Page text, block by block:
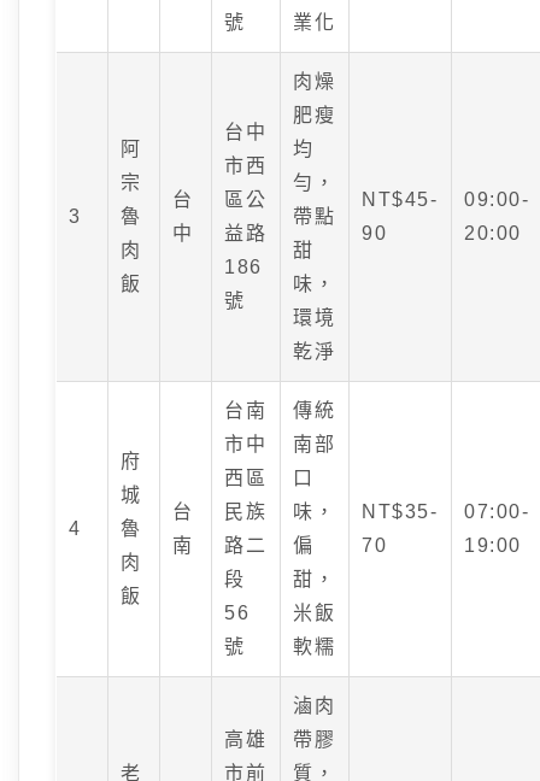
號
業化
3
阿
宗
魯
肉
飯
台
中
台中
市西
區公
益路
186
號
肉燥
肥瘦
均
勻，
帶點
甜
味，
環境
乾淨
NT$45-
90
09:00-
20:00
4
府
城
魯
肉
飯
台
南
台南
市中
西區
民族
路二
段
56
號
傳統
南部
口
味，
偏
甜，
米飯
軟糯
NT$35-
70
07:00-
19:00
老
高雄
市前
滷肉
帶膠
質，